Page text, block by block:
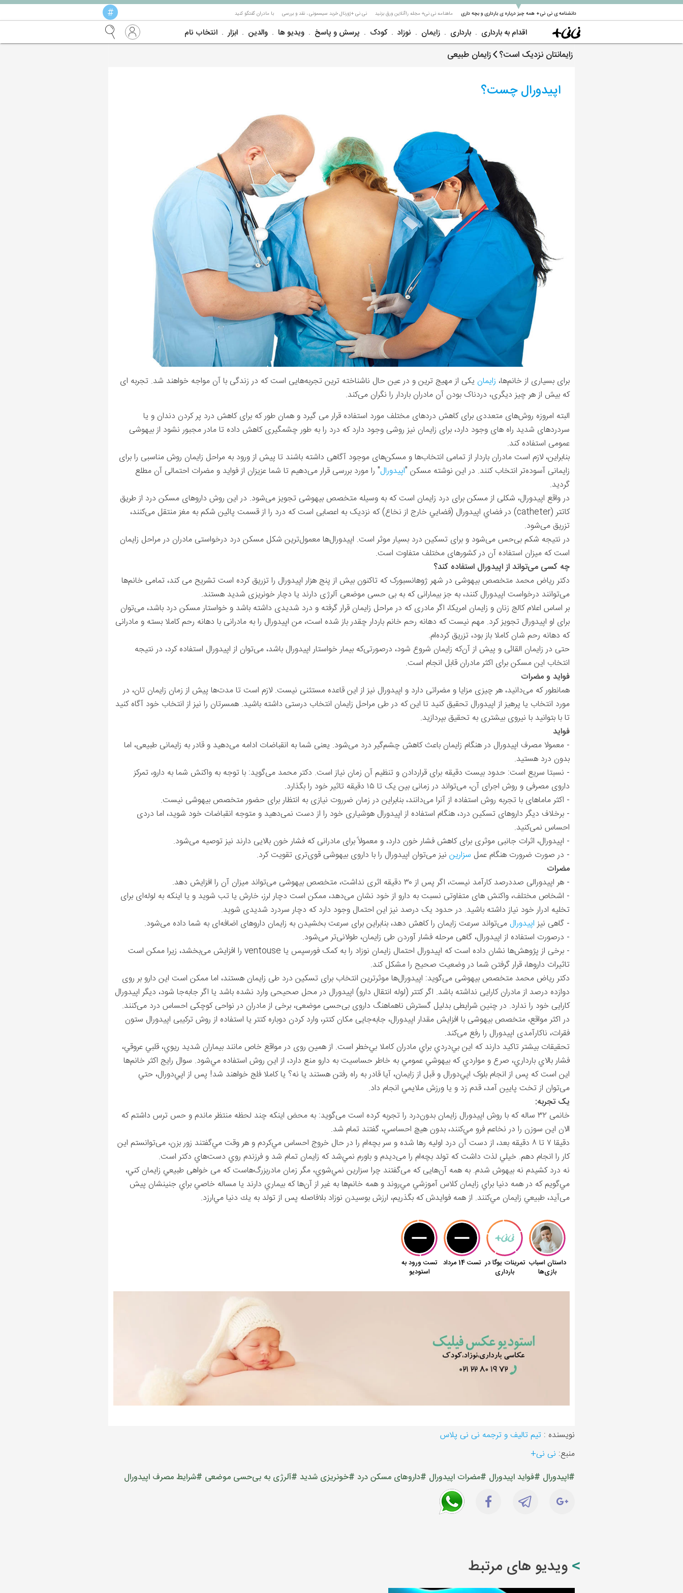
دانشنامه ی نی نی+ همه چیز درباره ی بارداری و بچه داری
▼ ماهنامه نی نی+ مجله راآنلاین ورق بزنید نی نی +ژورنال خربد سیسمونی ، نقد و بررسی با مادران گفتگو کنید #
اقدام به بارداری بارداری زایمان نوزاد کودک پرسش و پاسخ ویدیو ها والدین ابزار انتخاب نام
زایمانتان نزدیک است؟ زایمان طبیعی
اپیدورال چست؟
برای بسیاری از خانم‌ها، زایمان یکی از مهیج‌ ترین و در عین حال ناشناخته‌ ترین تجربه‌هایی است که در زندگی با آن مواجه خواهند شد. تجربه‌ ای
که بیش از هر چیز دیگری، دردناک بودن آن مادران باردار را نگران می‌کند.
البته امروزه روش‌های متعددی برای کاهش درد‌های مختلف مورد استفاده قرار می‌ گیرد و همان طور که برای کاهش درد پر کردن دندان و یا
سردردهای شدید راه‌ های وجود دارد، برای زایمان نیز روشی وجود دارد که درد را به طور چشمگیری کاهش داده تا مادر مجبور نشود از بیهوشی
عمومی استفاده کند.
بنابراین، لازم است مادران باردار از تمامی انتخاب‌ها و مسکن‌های موجود آگاهی داشته باشند تا پیش از ورود به مراحل زایمان روش مناسبی را برای
زایمانی آسوده‌تر انتخاب کنند. در این نوشته مسکن "اپیدورال" را مورد بررسی قرار می‌دهیم تا شما عزیزان از فواید و مضرات احتمالی آن مطلع
گردید.
در واقع اپیدورال، شکلی از مسکن برای درد زایمان است که به وسیله متخصص بیهوشی تجویز می‌شود. در این روش داروهای مسکن درد از طریق
کاتتر (catheter) در فضاي اپیدورال (فضايي خارج از نخاع) که نزدیک به اعصابی است که درد را از قسمت پائین شکم به مغز منتقل می‌کنند،
تزریق می‌شود.
در نتیجه شکم بی‌حس می‌شود و برای تسکین درد بسیار موثر است. اپیدورال‌ها معمول‌ترین شکل مسکن درد درخواستی مادران در مراحل زایمان
است که میزان استفاده آن در کشورهای مختلف متفاوت است.
چه کسی می‌تواند از اپیدورال استفاده کند؟
دکتر ریاض محمد متخصص بیهوشی در شهر ژوهانسبورک که تاکنون بیش از پنج هزار اپیدورال را تزریق کرده است تشریح می‌ کند، تمامی خانم‌ها
می‌توانند درخواست اپیدورال کنند، به جز بیمارانی‌ که به بی‌ حسی موضعی آلرژی دارند یا دچار خونریزی شدید هستند.
بر اساس اعلام کالج زنان و زایمان امریکا، اگر مادری که در مراحل زایمان قرار گرفته و درد شدیدی داشته باشد و خواستار مسکن درد باشد، می‌توان
برای او اپیدورال تجویز کرد. مهم نیست که دهانه رحم خانم باردار چقدر باز شده است، من اپیدورال را به مادرانی با دهانه رحم کاملا بسته و مادرانی
که دهانه رحم شان کاملا باز بود، تزریق کرده‌ام.
حتی در زایمان القائی و پیش از آن‌که زایمان شروع شود، درصورتی‌که بیمار خواستار اپیدورال باشد، می‌توان از اپیدورال استفاده کرد، در نتیجه
انتخاب این مسکن برای اکثر مادران قابل انجام است.
فواید و مضرات
همانطور که می‌دانید، هر‌ چیزی مزایا و مضراتی دارد و اپیدورال‌ نیز از این قاعده مستثنی نیست. لازم است تا مدت‌ها پیش از زمان زایمان‌ تان، در
مورد انتخاب یا پرهیز از اپیدورال تحقیق کنید تا این‌ که در طی مراحل زایمان انتخاب درستی داشته باشید. همسرتان را نیز از انتخاب خود آگاه کنید
تا با بتوانید با نیروی بیشتری به تحقیق بپردازید.
فواید
- معمولا مصرف اپیدورال در هنگام زایمان باعث کاهش چشم‌گیر درد می‌شود. یعنی شما به انقباضات ادامه می‌دهید و قادر به زایمانی طبیعی، اما
بدون درد هستید.
- نسبتا سریع است: حدود بیست دقیقه برای قراردادن و تنظیم آن زمان نیاز است. دکتر محمد می‌گوید: با توجه به واکنش شما به دارو، تمرکز
داروی مصرفی و روش اجرای آن، می‌تواند در زمانی بین یک تا ۱۵ دقیقه تاثیر خود را بگذارد.
- اکثر ماماهای با تجربه روش استفاده از آنرا می‌دانند، بنابراین در زمان ضرروت نیازی به انتظار برای حضور متخصص بیهوشی نیست.
- برخلاف دیگر داروهای تسکین درد، هنگام استفاده از اپیدورال هوشیاری خود را از دست نمی‌دهید و متوجه انقباضات خود شوید، اما دردی
احساس نمی‌کنید.
- اپیدورال، اثرات جانبی موثری برای کاهش فشار خون دارد، و معمولاً برای مادرانی که فشار خون بالایی دارند نیز توصیه می‌شود.
- در صورت ضرورت هنگام عمل سزاریننیز می‌توان اپیدورال را با داروی بیهوشی قوی‌تری تقویت کرد.
مضرات
- هر اپیدورالی صددرصد کارآمد نیست، اگر پس از ۳۰ دقیقه اثری نداشت، متخصص بیهوشی می‌تواند میزان آن را افزایش دهد.
- اشخاص مختلف، واکنش های متفاوتی نسبت به دارو از خود نشان می‌دهد، ممکن است دچار لرز، خارش یا تب شوید و یا اینکه به لوله‌ای برای
تخلیه ادرار خود نیاز داشته باشید. در حدود یک در‌صد نیز این احتمال وجود دارد که دچار سردرد شدیدی شوید.
- گاهی نیزاپیدورال می‌تواند سرعت زایمان را کاهش دهد، بنابراین برای سرعت بخشیدن به زایمان داروهای اضافه‌ای به شما داده می‌شود.
- درصورت استفاده از اپیدورال، گاهی مرحله فشار آوردن طی زایمان‌، طولانی‌تر می‌شود.
- برخی از پژوهش‌ها نشان داده است که اپیدورال احتمال زایمان نوزاد را به کمک فورسپس یا ventouse را افزایش می‌بخشد، زیرا ممکن است
تاثیرات داروها، قرار گرفتن شما در وضعیت صحیح را مشکل کند.
دکتر ریاض محمد متخصص بیهوشی می‌گوید: اپیدورال‌ها موثرترین انتخاب برای تسکین درد طی زایمان هستند، اما ممکن است این دارو بر روی
دوازده درصد از مادران کارایی نداشته باشد. اگر کتتر (لوله انتقال دارو) اپیدورال در محل صحیحی وارد نشده باشد یا اگر جابه‌جا شود، دیگر اپیدورال
کارایی خود را ندارد. در چنین شرایطی بدلیل گسترش ناهماهنگ داروی بی‌حسی موضعی، برخی از مادران در نواحی کوچکی احساس درد می‌کنند.
در اکثر مواقع، متخصص بیهوشی با افزایش مقدار اپیدورال، جابه‌جایی مکان کتتر، وارد کردن دوباره کتتر یا استفاده از روش ترکیبی اپیدورال ستون
فقرات، ناکارآمدی اپیدورال را رفع می‌کند.
تحقيقات بیشتر تاکید دارند که اين بي‌دردي براي مادران کاملا بي‌خطر است. از همین روی در مواقع خاص مانند بيماران شديد ريوي، قلبي عروقي،
فشار بالاي بارداري، صرع و مواردي که بيهوشي عمومي به خاطر حساسيت به دارو منع دارد، از اين روش استفاده مي‌شود. سوال رايج اکثر خانم‌ها
این است که پس از انجام بلوک اپي‌دورال و قبل از زايمان، آيا قادر به راه رفتن هستند يا نه؟ یا کاملا فلج خواهند شد! پس از اپي‌دورال، حتي
می‌توان از تخت پايين ‌آمد، قدم زد و يا ورزش ملايمي انجام داد.
یک تجربه:
خانمی ۳۲ ساله که با روش اپيدورال زايمان بدون‌درد را تجربه کرده است می‌گوید: به محض اينکه چند لحظه منتظر ماندم و حس ترس داشتم که
الان اين سوزن را در نخاعم فرو مي‌کنند، بدون هيچ احساسي، گفتند تمام شد.
دقيقا ۷ تا ۸ دقيقه بعد، از دست آن درد اولیه رها شده و سر بچه‌ام را در حال خروج احساس مي‌کردم و هر وقت مي‌گفتند زور بزن، می‌توانستم اين
کار را انجام دهم. خيلي لذت داشت که تولد بچه‌ام را می‌ديدم و باورم نمي‌شد که زايمان تمام شد و فرزندم روي دست‌هاي دکتر است.
نه درد کشيدم نه بيهوش شدم. به همه آن‌هایی که می‌گفتند چرا سزارين نمي‌شوي، مگر زمان مادربزر‌گ‌هاست که می خواهی طبيعي زايمان کني،
مي‌گويم که در همه دنيا براي زايمان کلاس آموزشي مي‌روند و همه خانم‌ها به غير از آن‌ها که بيماري دارند يا مساله خاصي براي جنينشان پيش
می‌آید، طبيعي زايمان مي‌کنند. از همه فوايدش که بگذريم، ارزش بوسيدن نوزاد بلافاصله پس از تولد به يك دنيا مي‌ا‌رزد.
نویسنده : تیم تالیف و ترجمه نی نی پلاس
منبع: نی نی+
#اپیدورال #فواید اپیدورال #مضرات اپیدورال #داروهای مسکن درد #خونریزی شدید #آلرژی به بی‌حسی موضعی #شرایط مصرف اپیدورال
ویدیو های مرتبط